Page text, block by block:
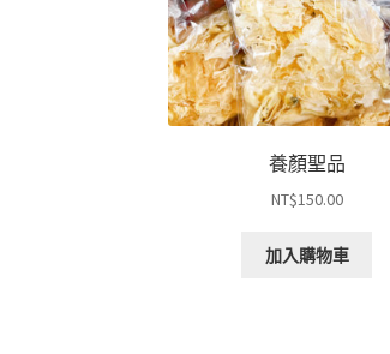
養顏聖品
NT$150.00
加入購物車